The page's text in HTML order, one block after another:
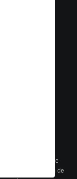
exclusief eventuele
verkoopprijs en de